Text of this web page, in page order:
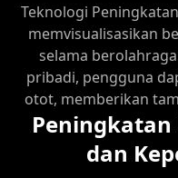
Teknologi
memvisualisasikan
selama
pribadi, pengguna
otot, memberikan
mereka untuk tetap
dan
dan